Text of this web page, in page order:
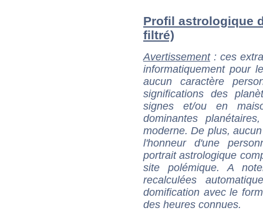
Profil astrologique
filtré)
Avertissement: ces
informatiquement pour
aucun caractère
significations des
signes et/ou en
dominantes
moderne. De plus,
l'honneur d'une
portrait astrologique
site polémique. A
recalculées
domification avec le
des heures connues.